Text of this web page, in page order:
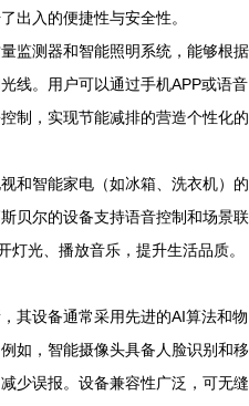
出入的便捷性与安全性。
监测器和智能照明系统，能够根据
线。用户可以通过手机APP或语音
制，实现节能减排的营造个性化的
和智能家电（如冰箱、洗衣机）的
贝尔的设备支持语音控制和场景联
灯光、播放音乐，提升生活品质。
其设备通常采用先进的AI算法和物
如，智能摄像头具备人脸识别和移
少误报。设备兼容性广泛，可无缝